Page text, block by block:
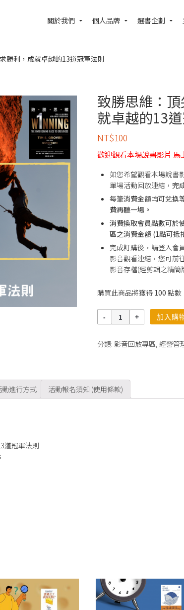
關於我們 個人品牌 選書企劃
勝利，成就卓越的13道冠軍法則
致勝思維：
就卓越的13
NT$100
歡迎觀看本場說書影片 馬
如您希望觀看本場說
單場活動回放連結， 完
每筆消費金額均可兌換
費再聽一場。
消費換取會員點數可於
區之消費金額 (1點可抵
完成訂購後，請登入會
影音觀看連結，您可前
影音存檔(經剪輯之精簡
購買此商品將獲得 100 點數
量
加入購
分類: 影音回放專區, 經營管
動進行方式 活動報名須知 (使用條款)
道冠軍法則